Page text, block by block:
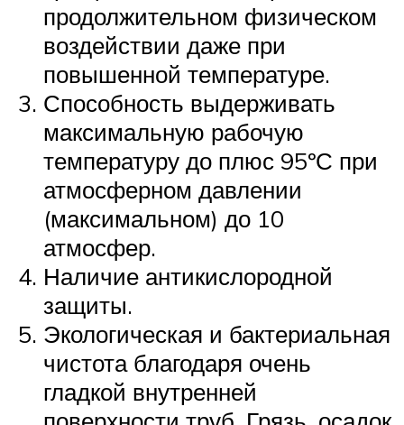
продолжительном физическом
воздействии даже при
повышенной температуре.
Способность выдерживать
максимальную рабочую
температуру до плюс 95ºС при
атмосферном давлении
(максимальном) до 10
атмосфер.
Наличие антикислородной
защиты.
Экологическая и бактериальная
чистота благодаря очень
гладкой внутренней